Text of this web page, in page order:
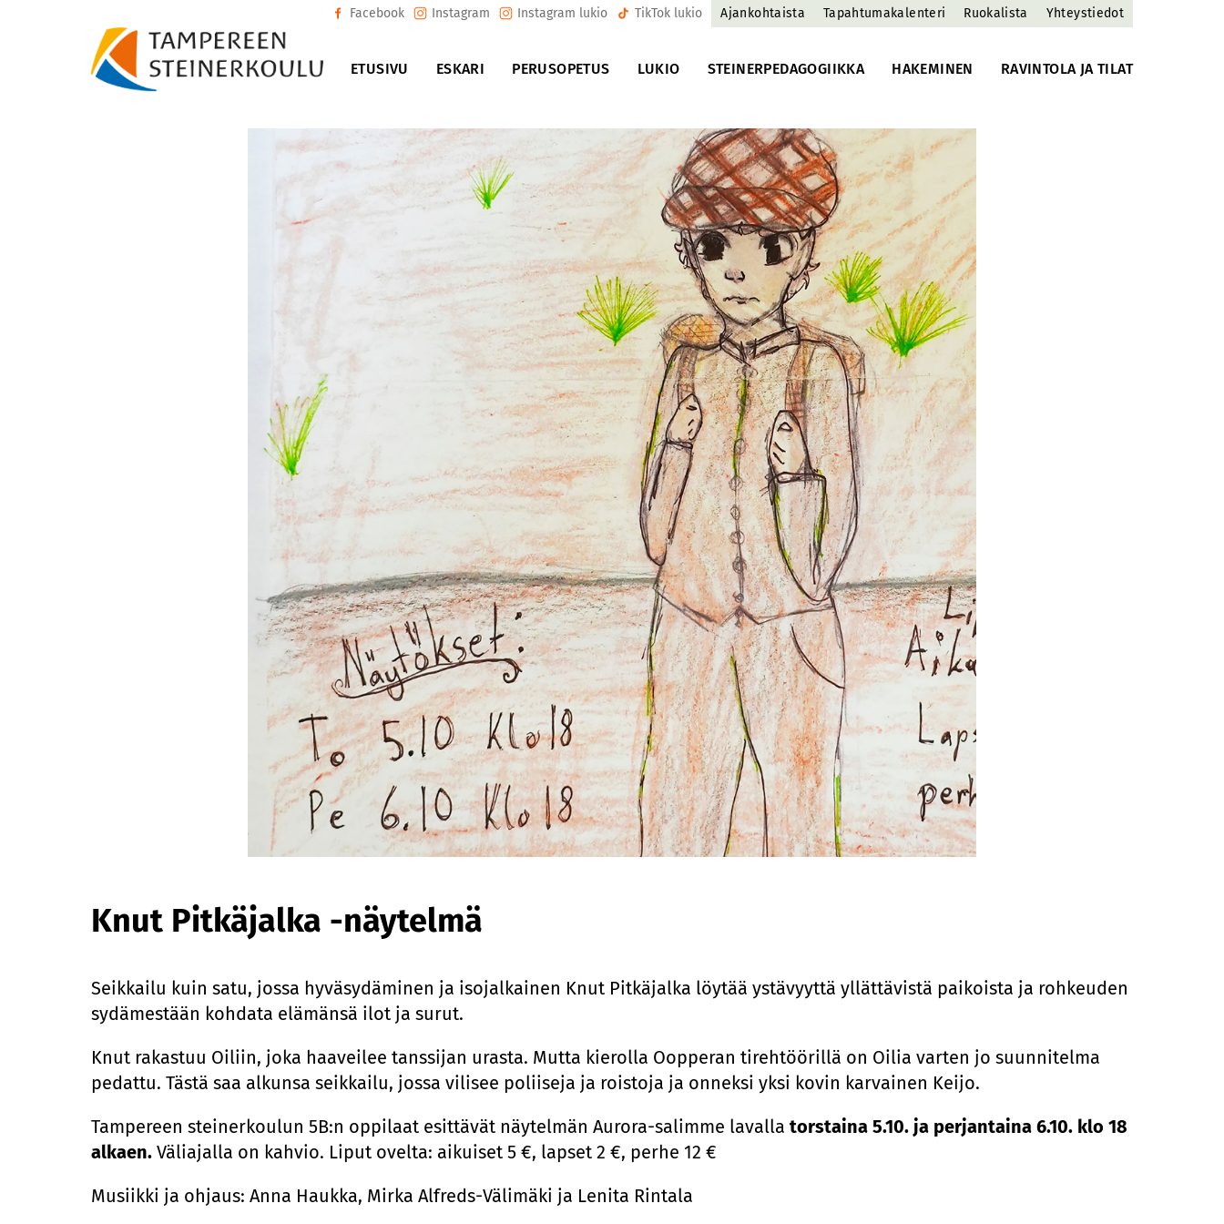
Facebook Instagram Instagram lukio TikTok lukio Ajankohtaista Tapahtumakalenteri Ruokalista Yhteystiedot
ETUSIVU ESKARI PERUSOPETUS LUKIO STEINERPEDAGOGIIKKA HAKEMINEN RAVINTOLA JA TILAT
Knut Pitkäjalka -näytelmä
Seikkailu kuin satu, jossa hyväsydäminen ja isojalkainen Knut Pitkäjalka löytää ystävyyttä yllättävistä paikoista ja rohkeuden
sydämestään kohdata elämänsä ilot ja surut.
Knut rakastuu Oiliin, joka haaveilee tanssijan urasta. Mutta kierolla Oopperan tirehtöörillä on Oilia varten jo suunnitelma
pedattu. Tästä saa alkunsa seikkailu, jossa vilisee poliiseja ja roistoja ja onneksi yksi kovin karvainen Keijo.
Tampereen steinerkoulun 5B:n oppilaat esittävät näytelmän Aurora-salimme lavalla torstaina 5.10. ja perjantaina 6.10. klo 18
alkaen. Väliajalla on kahvio. Liput ovelta: aikuiset 5 €, lapset 2 €, perhe 12 €
Musiikki ja ohjaus: Anna Haukka, Mirka Alfreds-Välimäki ja Lenita Rintala